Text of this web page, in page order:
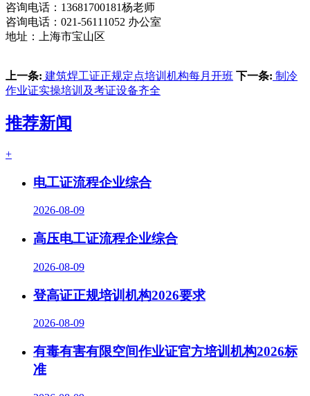
咨询电话：13681700181杨老师
咨询电话：021-56111052 办公室
地址：上海市宝山区
上一条: 建筑焊工证正规定点培训机构每月开班 下一条: 制冷
作业证实操培训及考证设备齐全
推荐新闻
+
电工证流程企业综合
2026-08-09
高压电工证流程企业综合
2026-08-09
登高证正规培训机构2026要求
2026-08-09
有毒有害有限空间作业证官方培训机构2026标
准